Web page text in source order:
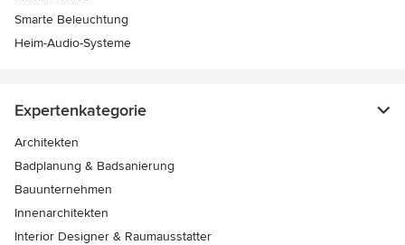
Smarte Beleuchtung
Heim-Audio-Systeme
Expertenkategorie
Architekten
Badplanung & Badsanierung
Bauunternehmen
Innenarchitekten
Interior Designer & Raumausstatter